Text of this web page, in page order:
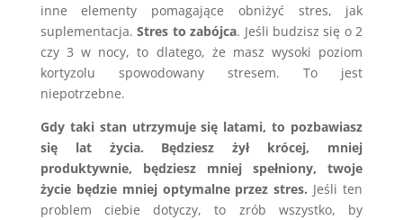
inne elementy pomagające obniżyć stres, jak
suplementacja.Stres to zabójca. Jeśli budzisz się o 2
czy 3 w nocy, to dlatego, że masz wysoki poziom
kortyzolu spowodowany stresem. To jest
niepotrzebne.
Gdy taki stan utrzymuje się latami, to pozbawiasz
się lat życia. Będziesz żył krócej, mniej
produktywnie, będziesz mniej spełniony, twoje
życie będzie mniej optymalne przez stres. Jeśli ten
problem ciebie dotyczy, to zrób wszystko, by